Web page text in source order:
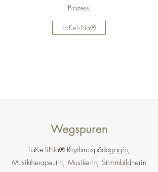
Prozess.
TaKeTiNa®
Wegspuren
TaKeTiNa®-Rhythmuspädagogin,
Musiktherapeutin, Musikerin, Stimmbildnerin